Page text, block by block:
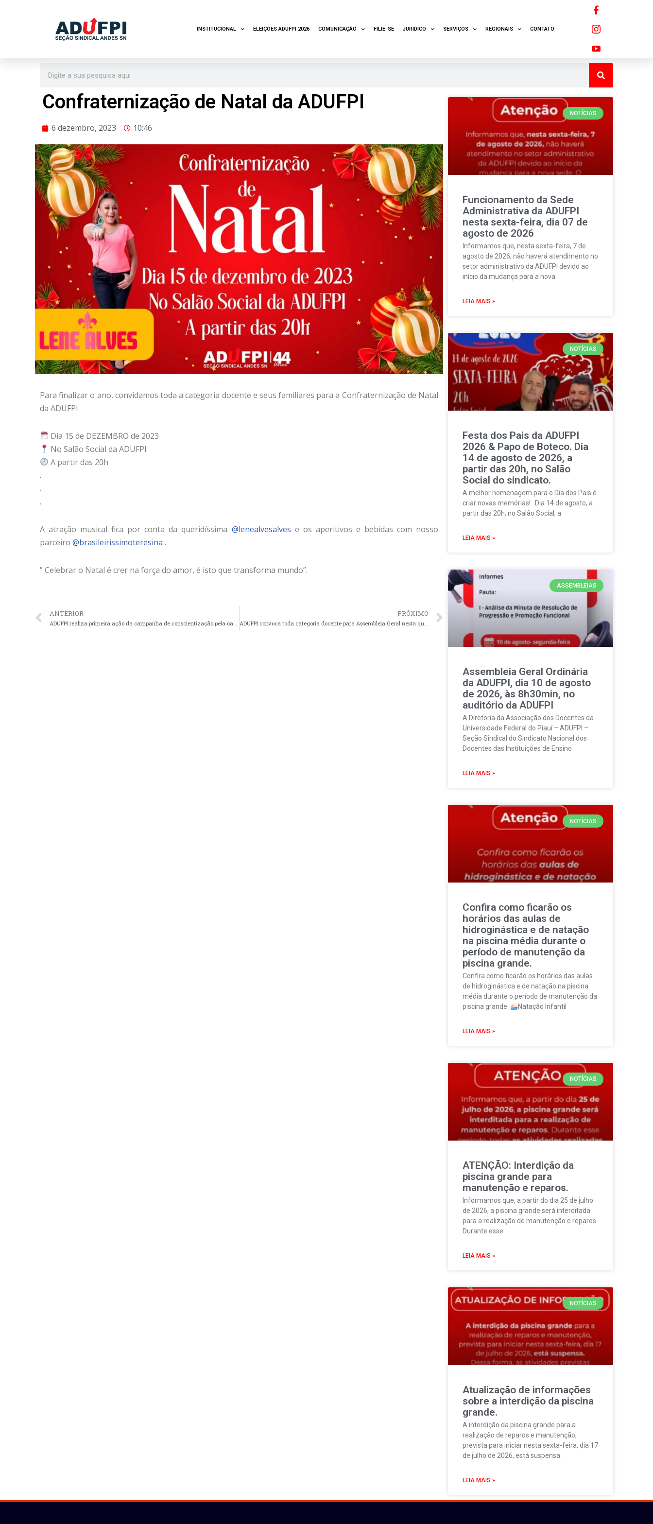
INSTITUCIONAL ELEIÇÕES ADUFPI 2026 COMUNICAÇÃO FILIE-SE JURÍDICO SERVIÇOS REGIONAIS CONTATO
Confraternização de Natal da ADUFPI
6 dezembro, 2023 10:46
Para finalizar o ano, convidamos toda a categoria docente e seus familiares para a Confraternização de Natal
da ADUFPI
Dia 15 de DEZEMBRO de 2023
No Salão Social da ADUFPI
A partir das 20h
.
.
.
A atração musical fica por conta da queridíssima @lenealvesalves e os aperitivos e bebidas com nosso
parceiro @brasileirissimoteresina .
” Celebrar o Natal é crer na força do amor, é isto que transforma mundo”.
ANTERIOR
ADUFPI realiza primeira ação da campanha de conscientização pela causa animal;
PRÓXIMO
ADUFPI convoca toda categoria docente para Assembleia Geral nesta quinta-feira, dia 14 de dezembro de 2023.
NOTÍCIAS
Funcionamento da Sede
Administrativa da ADUFPI
nesta sexta-feira, dia 07 de
agosto de 2026
Informamos que, nesta sexta-feira, 7 de
agosto de 2026, não haverá atendimento no
setor administrativo da ADUFPI devido ao
início da mudança para a nova
LEIA MAIS »
NOTÍCIAS
Festa dos Pais da ADUFPI
2026 & Papo de Boteco. Dia
14 de agosto de 2026, a
partir das 20h, no Salão
Social do sindicato.
A melhor homenagem para o Dia dos Pais é
criar novas memórias! Dia 14 de agosto, a
partir das 20h, no Salão Social, a
LEIA MAIS »
ASSEMBLEIAS
Assembleia Geral Ordinária
da ADUFPI, dia 10 de agosto
de 2026, às 8h30min, no
auditório da ADUFPI
A Diretoria da Associação dos Docentes da
Universidade Federal do Piauí – ADUFPI –
Seção Sindical do Sindicato Nacional dos
Docentes das Instituições de Ensino
LEIA MAIS »
NOTÍCIAS
Confira como ficarão os
horários das aulas de
hidroginástica e de natação
na piscina média durante o
período de manutenção da
piscina grande.
Confira como ficarão os horários das aulas
de hidroginástica e de natação na piscina
média durante o período de manutenção da
piscina grande.
Natação Infantil
LEIA MAIS »
NOTÍCIAS
ATENÇÃO: Interdição da
piscina grande para
manutenção e reparos.
Informamos que, a partir do dia 25 de julho
de 2026, a piscina grande será interditada
para a realização de manutenção e reparos.
Durante esse
LEIA MAIS »
NOTÍCIAS
Atualização de informações
sobre a interdição da piscina
grande.
A interdição da piscina grande para a
realização de reparos e manutenção,
prevista para iniciar nesta sexta-feira, dia 17
de julho de 2026, está suspensa.
LEIA MAIS »